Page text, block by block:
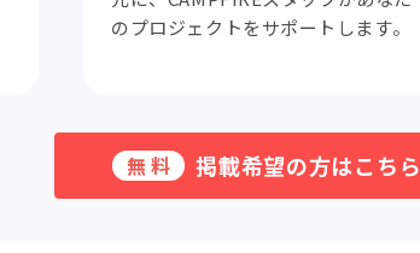
のプロジェクトをサポートします。
無料 掲載希望の方はこちら